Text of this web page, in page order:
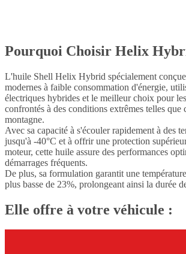
Pourquoi Choisir Helix
L'huile Shell Helix Hybrid spécialement
modernes à faible consommation d'énergie,
électriques hybrides et le meilleur choix pour
confrontés à des conditions extrêmes telles que
montagne.
Avec sa capacité à s'écouler rapidement à des
jusqu'à -40°C et à offrir une protection
moteur, cette huile assure des performances
démarrages fréquents.
De plus, sa formulation garantit une
plus basse de 23%, prolongeant ainsi la durée
Elle offre à votre véhicule :